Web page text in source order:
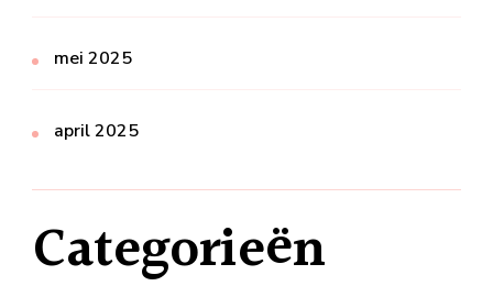
mei 2025
april 2025
Categorieën